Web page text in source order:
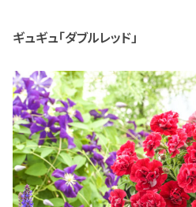
ギュギュ「ダブルレッド」